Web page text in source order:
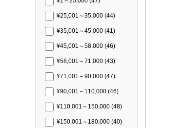
¥25,001～35,000 (44)
¥35,001～45,000 (41)
¥45,001～58,000 (46)
¥58,001～71,000 (43)
¥71,001～90,000 (47)
¥90,001～110,000 (46)
¥110,001～150,000 (48)
¥150,001～180,000 (40)